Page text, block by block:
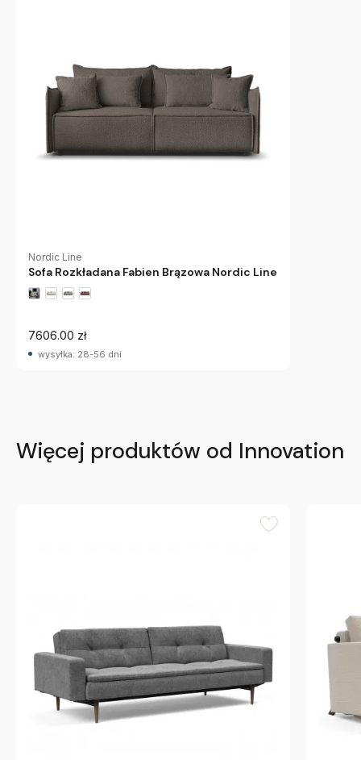
Nordic Line
Sofa Rozkładana Fabien Brązowa Nordic Line
7606.00 zł
wysyłka: 28-56 dni
Więcej produktów od Innovation